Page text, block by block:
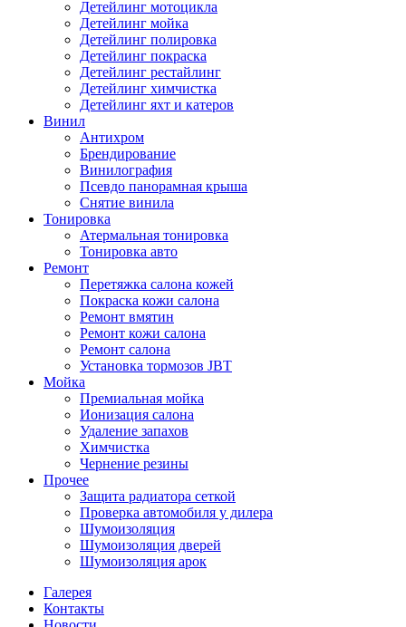
Детейлинг мотоцикла
Детейлинг мойка
Детейлинг полировка
Детейлинг покраска
Детейлинг рестайлинг
Детейлинг химчистка
Детейлинг яхт и катеров
Винил
Антихром
Брендирование
Винилография
Псевдо панорамная крыша
Снятие винила
Тонировка
Атермальная тонировка
Тонировка авто
Ремонт
Перетяжка салона кожей
Покраска кожи салона
Ремонт вмятин
Ремонт кожи салона
Ремонт салона
Установка тормозов JBT
Мойка
Премиальная мойка
Ионизация салона
Удаление запахов
Химчистка
Чернение резины
Прочее
Защита радиатора сеткой
Проверка автомобиля у дилера
Шумоизоляция
Шумоизоляция дверей
Шумоизоляция арок
Галерея
Контакты